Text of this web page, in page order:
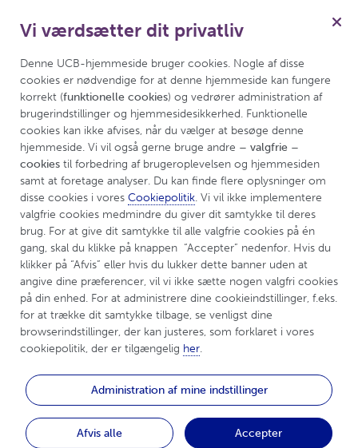
rheumatiske sygdomme
Menu
Velkommen til
UCBCares til
reumatiske sygdomme
Vi værdsætter dit privatliv
Denne UCB-hjemmeside bruger cookies. Nogle af disse
cookies er nødvendige for at denne hjemmeside kan fungere
korrekt (funktionelle cookies) og vedrører administration af
brugerindstillinger og hjemmesidesikkerhed. Funktionelle
cookies kan ikke afvises, når du vælger at besøge denne
hjemmeside. Vi vil også gerne bruge andre – valgfrie –
cookies til forbedring af brugeroplevelsen og hjemmesiden
samt at foretage analyser. Du kan finde flere oplysninger om
disse cookies i vores Cookiepolitik. Vi vil ikke implementere
valgfrie cookies medmindre du giver dit samtykke til deres
brug. For at give dit samtykke til alle valgfrie cookies på én
gang, skal du klikke på knappen  “Accepter” nedenfor. Hvis du
klikker på “Afvis” eller hvis du lukker dette banner uden at
angive dine præferencer, vil vi ikke sætte nogen valgfri cookies
på din enhed. For at administrere dine cookieindstillinger, f.eks.
for at trække dit samtykke tilbage, se venligst dine
browserindstillinger, der kan justeres, som forklaret i vores
cookiepolitik, der er tilgængelig her.
Afvis alle
Administration af mine indstillinger
Accepter